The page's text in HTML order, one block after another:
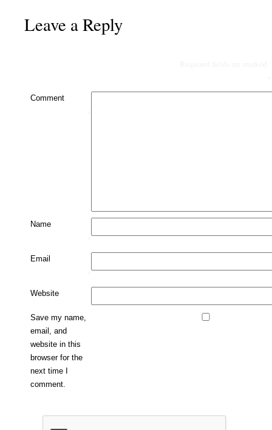
Leave a Reply
Comment
Name
Email
Website
Save my name,
email, and
website in this
browser for the
next time I
comment.